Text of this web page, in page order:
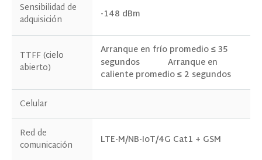
Sensibilidad de
adquisición
-148 dBm
TTFF (cielo
abierto)
Arranque en frío promedio ≤ 35
segundos
Arranque en
caliente promedio ≤ 2 segundos
Celular
Red de
comunicación
LTE-M/NB-IoT/4G Cat1 + GSM
PONTE EN CONTACTO CON NOSOTROS